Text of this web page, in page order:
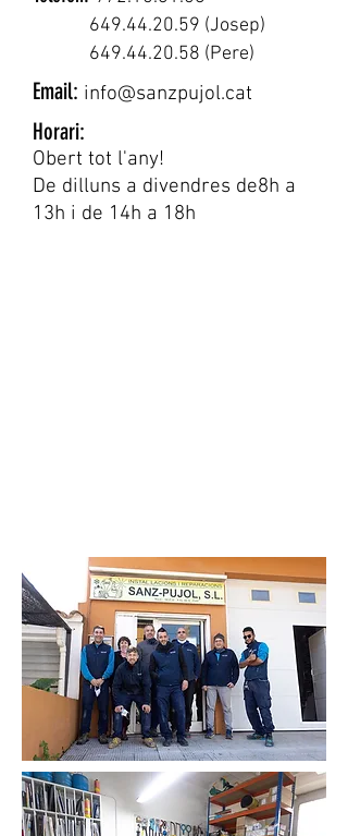
649.44.20.59 (Josep)
649.44.20.58 (Pere)
Email: info@sanzpujol.cat
Horari:
Obert tot l'any!
De dilluns a divendres de8h a
13h i de 14h a 18h